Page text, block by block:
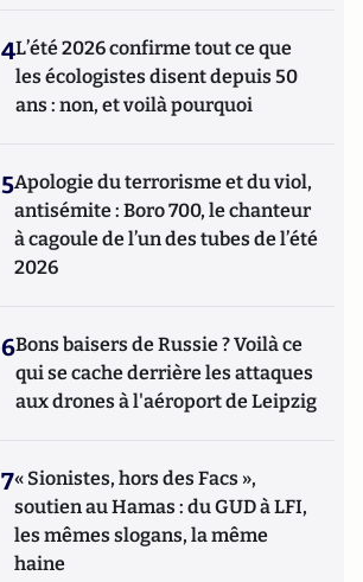
4L’été 2026 confirme tout ce que
les écologistes disent depuis 50
ans : non, et voilà pourquoi
5Apologie du terrorisme et du viol,
antisémite : Boro 700, le chanteur
à cagoule de l’un des tubes de l’été
2026
6Bons baisers de Russie ? Voilà ce
qui se cache derrière les attaques
aux drones à l'aéroport de Leipzig
7« Sionistes, hors des Facs »,
soutien au Hamas : du GUD à LFI,
les mêmes slogans, la même
haine